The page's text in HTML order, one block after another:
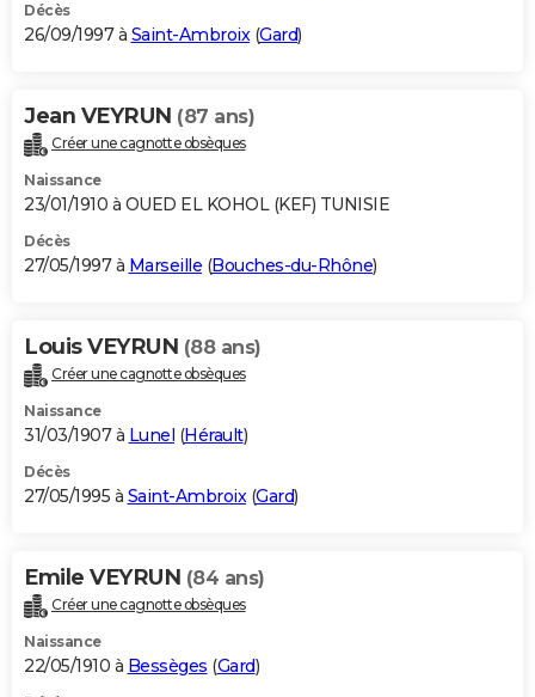
Décès
26/09/1997 à Saint-Ambroix(Gard)
Jean VEYRUN (87 ans)
Créer une cagnotte obsèques
Naissance
23/01/1910 à OUED EL KOHOL (KEF) TUNISIE
Décès
27/05/1997 à Marseille (Bouches-du-Rhône)
Louis VEYRUN (88 ans)
Créer une cagnotte obsèques
Naissance
31/03/1907 à Lunel (Hérault)
Décès
27/05/1995 à Saint-Ambroix(Gard)
Emile VEYRUN (84 ans)
Créer une cagnotte obsèques
Naissance
22/05/1910 à Bessèges (Gard)